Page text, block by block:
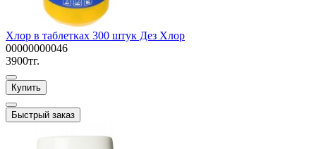
Хлор в таблетках 300 штук Дез Хлор
00000000046
3900тг.
Купить
Быстрый заказ